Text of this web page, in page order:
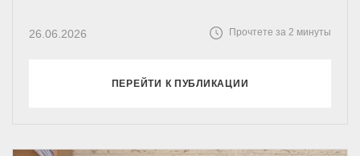
26.06.2026 Прочтете за 2 минуты
ПЕРЕЙТИ К ПУБЛИКАЦИИ